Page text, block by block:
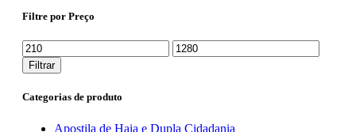
Filtre por Preço
Filtrar
Categorias de produto
Apostila de Haia e Dupla Cidadania